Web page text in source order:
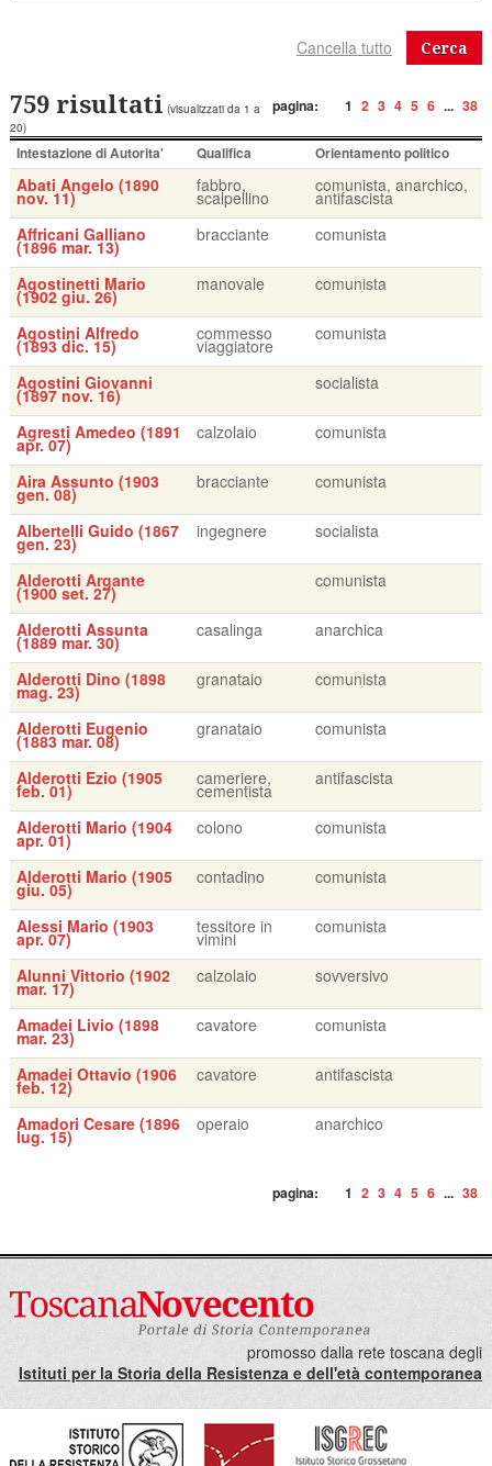
Cerca
pagina: 1 2 3 4 5 6 ... 38
759 risultati (visualizzati da 1 a
20)
Intestazione di Autorita' Qualifica Orientamento politico
Abati Angelo (1890
nov. 11)
fabbro,
scalpellino
comunista, anarchico,
antifascista
Affricani Galliano
(1896 mar. 13)
bracciante comunista
Agostinetti Mario
(1902 giu. 26)
manovale comunista
Agostini Alfredo
(1893 dic. 15)
commesso
viaggiatore
comunista
Agostini Giovanni
(1897 nov. 16)
socialista
Agresti Amedeo (1891
apr. 07)
calzolaio comunista
Aira Assunto (1903
gen. 08)
bracciante comunista
Albertelli Guido (1867
gen. 23)
ingegnere socialista
Alderotti Argante
(1900 set. 27)
comunista
Alderotti Assunta
(1889 mar. 30)
casalinga anarchica
Alderotti Dino (1898
mag. 23)
granataio comunista
Alderotti Eugenio
(1883 mar. 08)
granataio comunista
Alderotti Ezio (1905
feb. 01)
cameriere,
cementista
antifascista
Alderotti Mario (1904
apr. 01)
colono comunista
Alderotti Mario (1905
giu. 05)
contadino comunista
Alessi Mario (1903
apr. 07)
tessitore in
vimini
comunista
Alunni Vittorio (1902
mar. 17)
calzolaio sovversivo
Amadei Livio (1898
mar. 23)
cavatore comunista
Amadei Ottavio (1906
feb. 12)
cavatore antifascista
Amadori Cesare (1896
lug. 15)
operaio anarchico
pagina: 1 2 3 4 5 6 ... 38
promosso dalla rete toscana degli
Istituti per la Storia della Resistenza e dell'età contemporanea